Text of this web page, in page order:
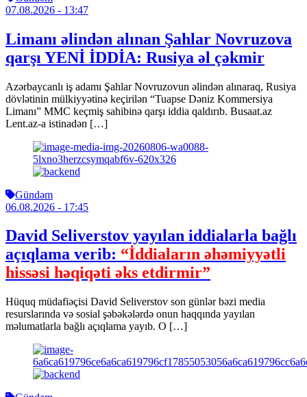
07.08.2026 - 13:47
Limanı əlindən alınan Şahlar Novruzova
qarşı YENİ İDDİA: Rusiya əl çəkmir
Azərbaycanlı iş adamı Şahlar Novruzovun əlindən alınaraq, Rusiya
dövlətinin mülkiyyətinə keçirilən “Tuapse Dəniz Kommersiya
Limanı” MMC keçmiş sahibinə qarşı iddia qaldırıb. Busaat.az
Lent.az-a istinadən […]
Gündəm
06.08.2026 - 17:45
David Seliverstov yayılan iddialarla bağlı
açıqlama verib: “İddiaların əhəmiyyətli
hissəsi həqiqəti əks etdirmir”
Hüquq müdafiəçisi David Seliverstov son günlər bəzi media
resurslarında və sosial şəbəkələrdə onun haqqında yayılan
məlumatlarla bağlı açıqlama yayıb. O […]